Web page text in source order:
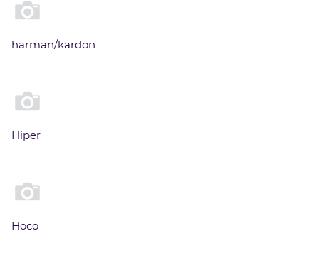
harman/kardon
Hiper
Hoco